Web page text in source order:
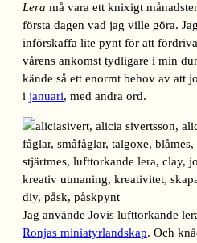
Lera må vara ett knixigt
första dagen vad jag ville göra.
införskaffa lite pynt för att
vårens ankomst tydligare i min
kände så ett enormt behov av att
i januari, med andra ord.
Jag använde Jovis lufttorkande
Ronjas miniatyrlandskap. Och